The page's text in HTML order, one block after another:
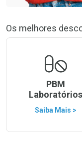
Os melhores
PBM
Laboratórios
Saiba Mais >